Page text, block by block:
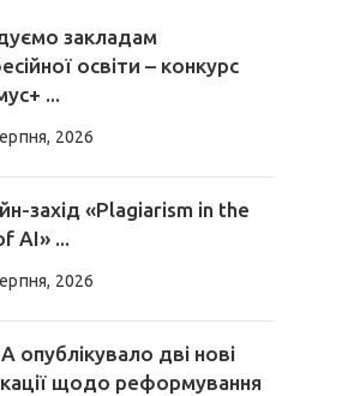
закладам
освіти – конкурс
...
2026
захід «Plagiarism in the
AI» ...
2026
опублікувало дві нові
щодо реформування